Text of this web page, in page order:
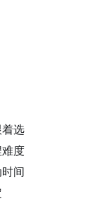
选
度
间